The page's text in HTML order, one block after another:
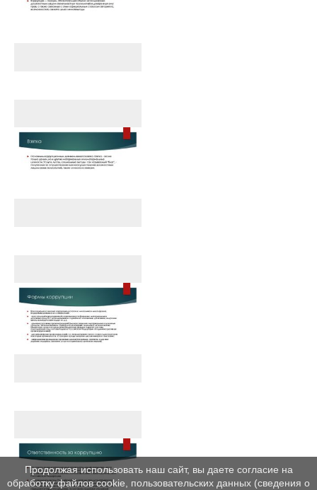
Продолжая использовать наш сайт, вы даете согласие на
обработку файлов cookie, пользовательских данных (сведения о